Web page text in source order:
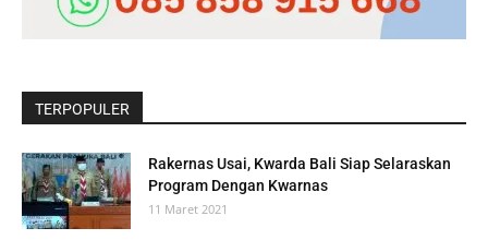
TERPOPULER
Rakernas Usai, Kwarda Bali Siap Selaraskan
Program Dengan Kwarnas
11 Maret 2021